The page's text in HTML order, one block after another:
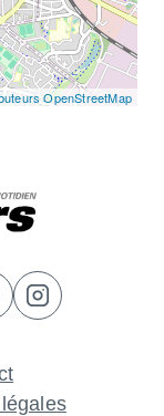
OpenStreetMap